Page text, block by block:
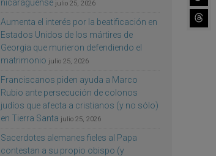
nicaragüense julio 25, 2026
Aumenta el interés por la beatificación en
Estados Unidos de los mártires de
Georgia que murieron defendiendo el
matrimonio julio 25, 2026
Franciscanos piden ayuda a Marco
Rubio ante persecución de colonos
judíos que afecta a cristianos (y no sólo)
en Tierra Santa julio 25, 2026
Sacerdotes alemanes fieles al Papa
contestan a su propio obispo (y